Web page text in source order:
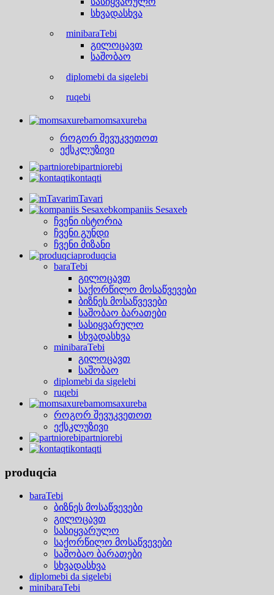
სხვადასხვა
minibaraTebi
გილოცავთ
საშობაო
diplomebi da sigelebi
ruqebi
momsaxureba
როგორ შევუკვეთოთ
ექსკლუზივი
partniorebi
kontaqti
mTavari
kompaniis Sesaxeb
ჩვენი ისტორია
ჩვენი გუნდი
ჩვენი მიზანი
produqcia
baraTebi
გილოცავთ
საქორწილო მოსაწვევები
ბიზნეს მოსაწვევები
საშობაო ბარათები
სასიყვარულო
სხვადასხვა
minibaraTebi
გილოცავთ
საშობაო
diplomebi da sigelebi
ruqebi
momsaxureba
როგორ შევუკვეთოთ
ექსკლუზივი
partniorebi
kontaqti
produqcia
baraTebi
ბიზნეს მოსაწვევები
გილოცავთ
სასიყვარულო
საქორწილო მოსაწვევები
საშობაო ბარათები
სხვადასხვა
diplomebi da sigelebi
minibaraTebi